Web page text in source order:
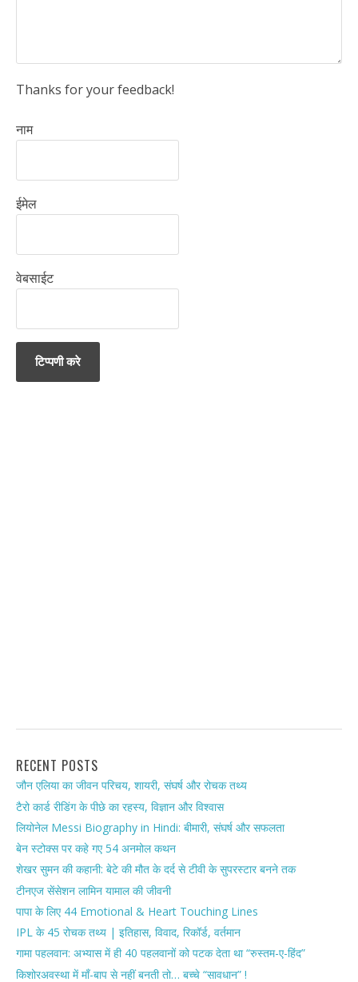
Thanks for your feedback!
नाम
ईमेल
वेबसाईट
RECENT POSTS
जौन एलिया का जीवन परिचय, शायरी, संघर्ष और रोचक तथ्य
टैरो कार्ड रीडिंग के पीछे का रहस्य, विज्ञान और विश्वास
लियोनेल Messi Biography in Hindi: बीमारी, संघर्ष और सफलता
बेन स्टोक्स पर कहे गए 54 अनमोल कथन
शेखर सुमन की कहानी: बेटे की मौत के दर्द से टीवी के सुपरस्टार बनने तक
टीनएज सेंसेशन लामिन यामाल की जीवनी
पापा के लिए 44 Emotional & Heart Touching Lines
IPL के 45 रोचक तथ्य | इतिहास, विवाद, रिकॉर्ड, वर्तमान
गामा पहलवान: अभ्यास में ही 40 पहलवानों को पटक देता था “रुस्तम-ए-हिंद”
किशोरअवस्था में माँ-बाप से नहीं बनती तो… बच्चे “सावधान” !